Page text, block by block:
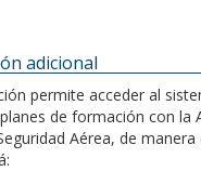
adicional
permite acceder al
de formación con la
Aérea, de manera